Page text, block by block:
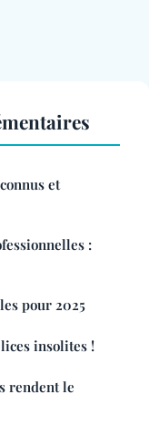
et
:
pour 2025
insolites !
rendent le